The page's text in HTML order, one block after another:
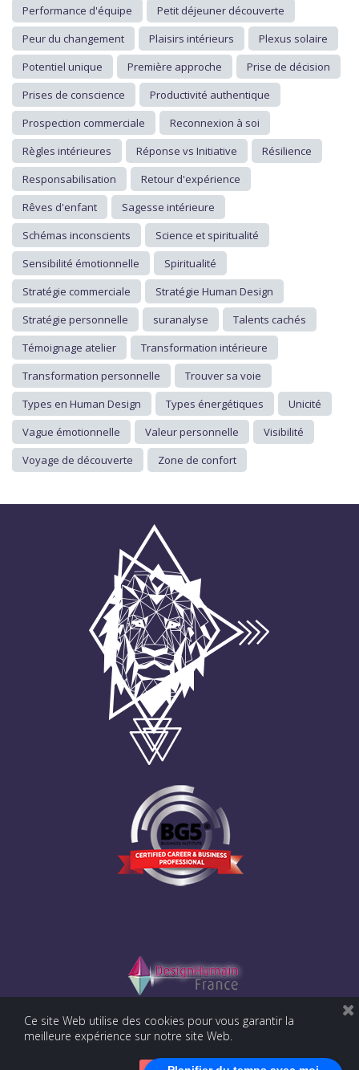
Performance d'équipe
Petit déjeuner découverte
Peur du changement
Plaisirs intérieurs
Plexus solaire
Potentiel unique
Première approche
Prise de décision
Prises de conscience
Productivité authentique
Prospection commerciale
Reconnexion à soi
Règles intérieures
Réponse vs Initiative
Résilience
Responsabilisation
Retour d'expérience
Rêves d'enfant
Sagesse intérieure
Schémas inconscients
Science et spiritualité
Sensibilité émotionnelle
Spiritualité
Stratégie commerciale
Stratégie Human Design
Stratégie personnelle
suranalyse
Talents cachés
Témoignage atelier
Transformation intérieure
Transformation personnelle
Trouver sa voie
Types en Human Design
Types énergétiques
Unicité
Vague émotionnelle
Valeur personnelle
Visibilité
Voyage de découverte
Zone de confort
Ce site Web utilise des cookies pour vous garantir la
meilleure expérience sur notre site Web.